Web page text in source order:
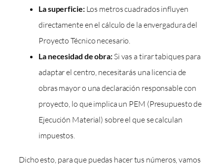
La superficie:Los metros cuadrados influyen
directamente en el cálculo de la envergadura del
Proyecto Técnico necesario.
La necesidad de obra:Si vas a tirar tabiques para
adaptar el centro, necesitarás una licencia de
obras mayor o una declaración responsable con
proyecto, lo que implica un PEM (Presupuesto de
Ejecución Material) sobre el que se calculan
impuestos.
Dicho esto, para que puedas hacer tus números, vamos